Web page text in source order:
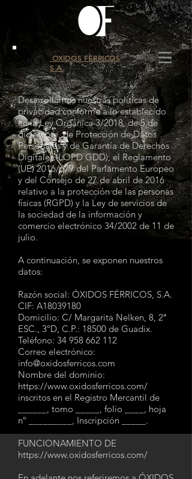
OXIDOS FERRICOS
S.A.
Desarrollamos nuestras políticas de
privacidad conforme a lo establecido
en la Ley Orgánica 3/2018, de 5 de
diciembre, de Protección de Datos
Personales y de Garantía de Derechos
Digitales (LOPD GDD); el Reglamento
(UE) 2016/679 del Parlamento Europeo
y del Consejo de 27 de abril de 2016
relativo a la protección de las personas
físicas (RGPD) y la Ley de servicios de
la sociedad de la información y
comercio electrónico 34/2002 de 11 de
julio.
A continuación, se exponen nuestros
datos:
Razón social: ÓXIDOS FÉRRICOS, S.A.
CIF: A18039180
Domicilio: C/ Margarita Nelken, 8, 2ª
ESC., 3ºD, C.P.: 18500 de Guadix.
Teléfono: 34 958 662 112
Correo electrónico:
info@oxidosferricos.com
Nombre del dominio:
https://www.oxidosferricos.com/
inscritos en el Registro Mercantil de
______, tomo _____, folio ____, hoja
nº _________, Inscripción _____.
FUNCIONAMIENTO DE
https://www.oxidosferricos.com/